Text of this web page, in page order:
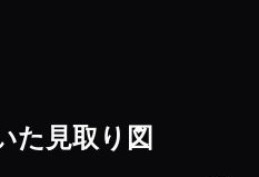
た見取り図